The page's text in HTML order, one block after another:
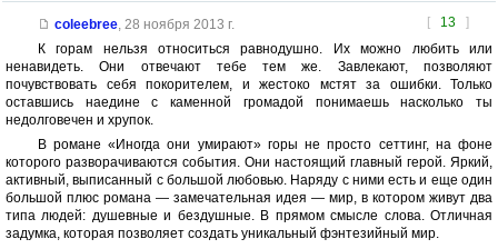
[ 13 ]
coleebree, 28 ноября 2013 г.
К горам нельзя относиться равнодушно. Их можно любить или
ненавидеть. Они отвечают тебе тем же. Завлекают, позволяют
почувствовать себя покорителем, и жестоко мстят за ошибки. Только
оставшись наедине с каменной громадой понимаешь насколько ты
недолговечен и хрупок.
В романе «Иногда они умирают» горы не просто сеттинг, на фоне
которого разворачиваются события. Они настоящий главный герой. Яркий,
активный, выписанный с большой любовью. Наряду с ними есть и еще один
большой плюс романа — замечательная идея — мир, в котором живут два
типа людей: душевные и бездушные. В прямом смысле слова. Отличная
задумка, которая позволяет создать уникальный фэнтезийный мир.